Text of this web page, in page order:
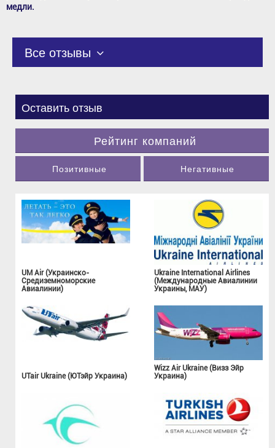
медли.
Все отзывы
Оставить отзыв
Рейтинг компаний
Позитивные Негативные
UM Air (Украинско-
Средиземноморские
Авиалинии)
Ukraine International Airlines
(Международные Авиалинии
Украины, МАУ)
UTair Ukraine (ЮТэйр Украина)
Wizz Air Ukraine (Визз Эйр
Украина)